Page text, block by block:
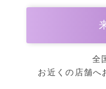
全
お近くの店舗へ